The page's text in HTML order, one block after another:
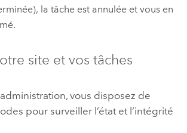
la tâche est annulée et vous en
site et vos tâches
vous disposez de
pour surveiller l’état et l’intégrité